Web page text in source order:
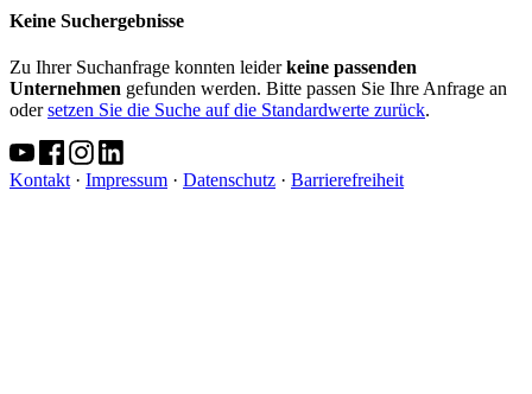
Keine Suchergebnisse
Zu Ihrer Suchanfrage konnten leiderkeine passenden
Unternehmen gefunden werden. Bitte passen Sie Ihre Anfrage an
odersetzen Sie die Suche auf die Standardwerte zurück.
Kontakt · Impressum · Datenschutz · Barrierefreiheit